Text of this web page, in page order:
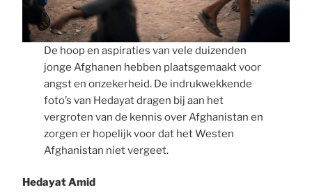
De hoop en aspiraties van vele duizenden
jonge Afghanen hebben plaatsgemaakt voor
angst en onzekerheid. De indrukwekkende
foto’s van Hedayat dragen bij aan het
vergroten van de kennis over Afghanistan en
zorgen er hopelijk voor dat het Westen
Afghanistan niet vergeet.
Hedayat Amid